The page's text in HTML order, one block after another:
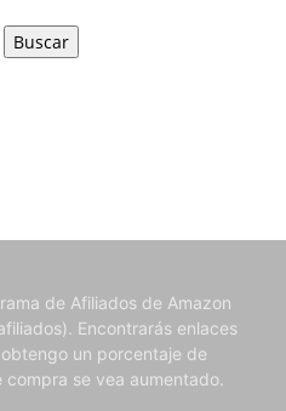
Buscar
de Afiliados de Amazon
Encontrarás enlaces
un porcentaje de
se vea aumentado.